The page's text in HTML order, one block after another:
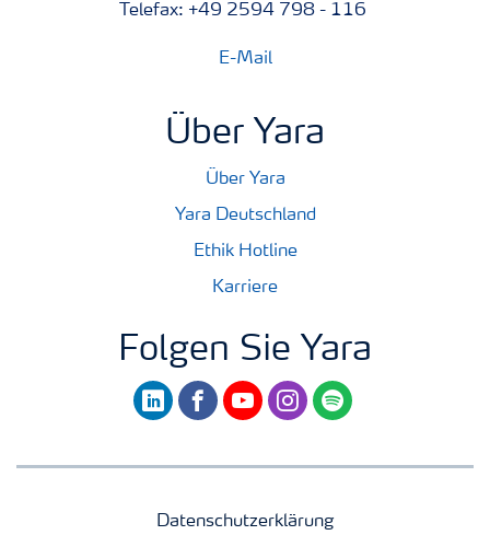
Telefax: +49 2594 798 - 116
E-Mail
Über Yara
Über Yara
Yara Deutschland
Ethik Hotline
Karriere
Folgen Sie Yara
linkedinfacebookyoutubeinstagram
spotify
Datenschutzerklärung